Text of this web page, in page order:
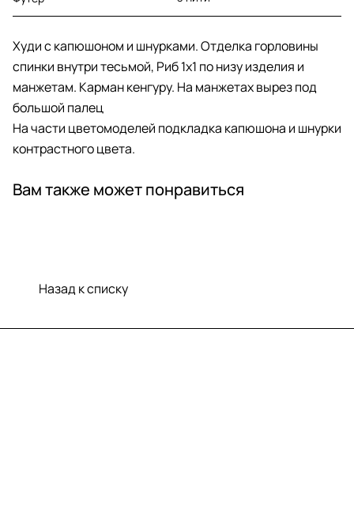
Худи с капюшоном и шнурками. Отделка горловины
спинки внутри тесьмой, Риб 1х1 по низу изделия и
манжетам. Карман кенгуру. На манжетах вырез под
большой палец
На части цветомоделей подкладка капюшона и шнурки
контрастного цвета.
Вам также может понравиться
Назад к списку